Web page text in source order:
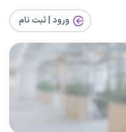
ورود | ثبت‌ نام